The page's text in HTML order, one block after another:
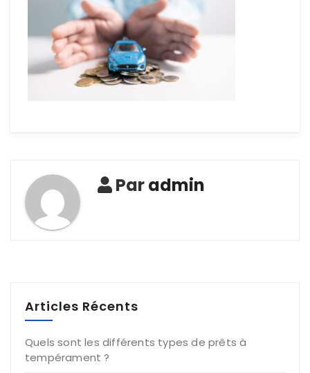
Paradmin
Articles Récents
Quels sont les différents types de prêts à
tempérament ?